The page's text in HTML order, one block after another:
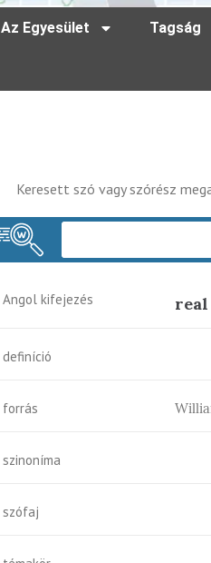
Az Egyesület Tagság
Keresett szó vagy szórész
Angol kifejezés real
definíció
forrás
szinoníma
szófaj